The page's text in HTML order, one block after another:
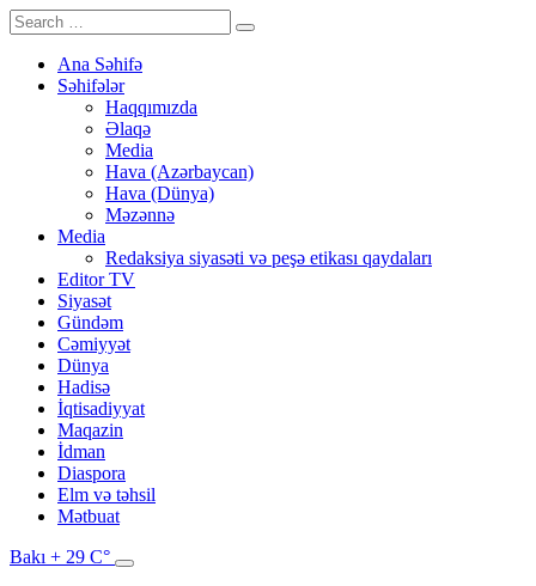
Ana Səhifə
Səhifələr
Haqqımızda
Əlaqə
Media
Hava (Azərbaycan)
Hava (Dünya)
Məzənnə
Media
Redaksiya siyasəti və peşə etikası qaydaları
Editor TV
Siyasət
Gündəm
Cəmiyyət
Dünya
Hadisə
İqtisadiyyat
Maqazin
İdman
Diaspora
Elm və təhsil
Mətbuat
Bakı + 29 C°